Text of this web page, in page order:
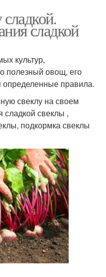
сладкой
культур,
полезный овощ, его
правила.
свеклу на своем
сладкой свеклы ,
подкормка свеклы